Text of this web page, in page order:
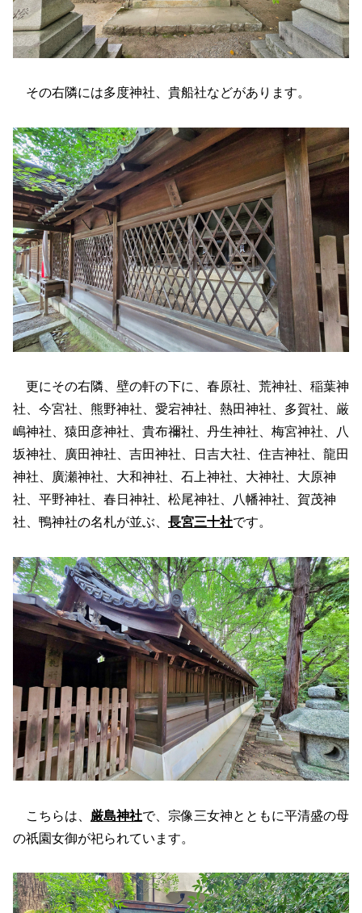
その右隣には多度神社、貴船社などがあります。
更にその右隣、壁の軒の下に、春原社、荒神社、稲葉神
社、今宮社、熊野神社、愛宕神社、熱田神社、多賀社、厳
嶋神社、猿田彦神社、貴布禰社、丹生神社、梅宮神社、八
坂神社、廣田神社、吉田神社、日吉大社、住吉神社、龍田
神社、廣瀬神社、大和神社、石上神社、大神社、大原神
社、平野神社、春日神社、松尾神社、八幡神社、賀茂神
社、鴨神社の名札が並ぶ、 長宮三十社です。
こちらは、 厳島神社で、宗像三女神とともに平清盛の母
の祇園女御が祀られています。